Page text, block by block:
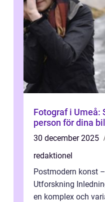
Fotograf i Umeå:
person för dina
30 december 2025
redaktionel
Postmodern konst
Utforskning
en komplex och